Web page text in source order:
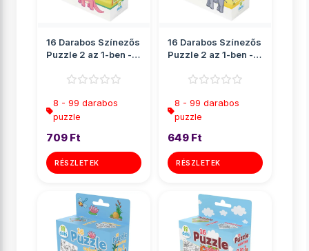
16 Darabos Színezős
Puzzle 2 az 1-ben -
8 - 99 darabos
puzzle
709 Ft
RÉSZLETEK
16 Darabos Színezős
Puzzle 2 az 1-ben -
8 - 99 darabos
puzzle
649 Ft
RÉSZLETEK